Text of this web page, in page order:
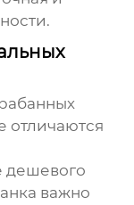
отличаются
дешевого
важно